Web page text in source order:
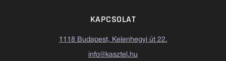
KAPCSOLAT
1118 Budapest, Kelenhegyi út 22.
info@kasztel.hu